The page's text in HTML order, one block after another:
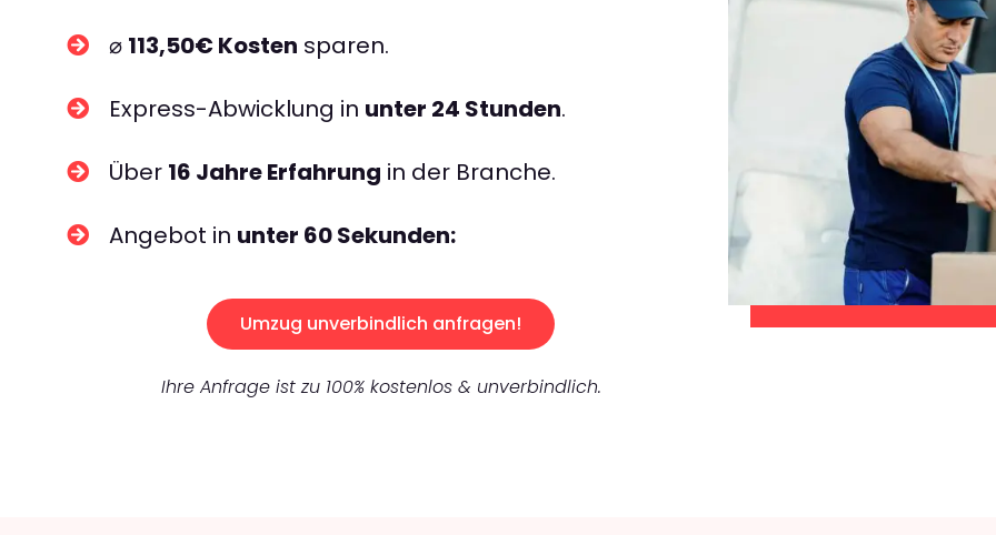
⌀ 113,50€ Kosten sparen.
Express-Abwicklung in unter 24 Stunden.
Über 16 Jahre Erfahrung in der Branche.
Angebot in unter 60 Sekunden:
Umzug unverbindlich anfragen!
Ihre Anfrage ist zu 100% kostenlos & unverbindlich.